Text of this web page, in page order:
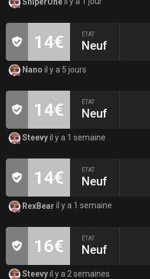
14€ ÉTAT
Neuf
Nano il y a 5 jours
14€ ÉTAT
Neuf
Steevyil y a 1 semaine
14€ ÉTAT
Neuf
RexBear il y a 1 semaine
16€ ÉTAT
Neuf
Steevyil y a 2 semaines